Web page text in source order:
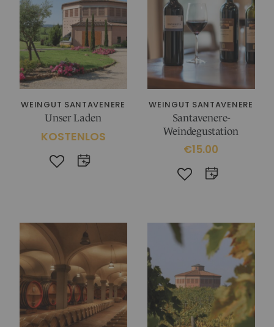
KOSMETIK
ALLE GESCHENKIDEEN
IM CHIANTI CLASSICO
Weingut La Madonnina
ALLE ERLEBNISSE
WEINGUT SANTAVENERE
Unser Laden
KOSTENLOS
WEINGUT SANTAVENERE
Santavenere-
Weindegustation
€15.00